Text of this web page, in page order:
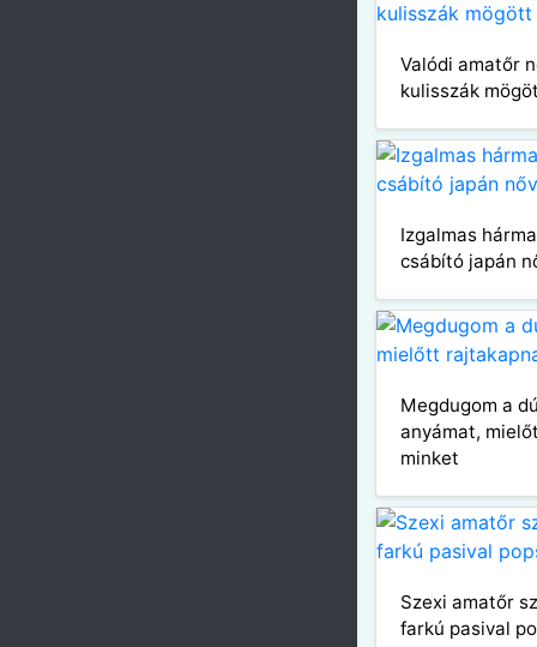
Valódi amatőr
kulisszák
Izgalmas
csábító japán
Megdugom a
anyámat,
minket
Szexi amatőr
farkú pasival